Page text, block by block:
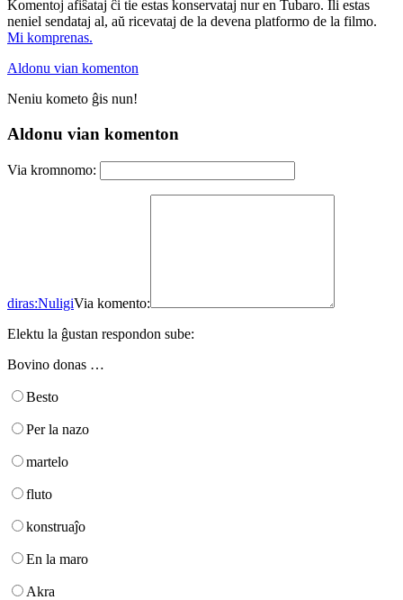
Komentoj afiŝataj ĉi tie estas konservataj nur en Tubaro. Ili estas
neniel sendataj al, aŭ ricevataj de la devena platformo de la filmo.
Mi komprenas.
Aldonu vian komenton
Neniu kometo ĝis nun!
Aldonu vian komenton
Via kromnomo:
diras:NuligiVia komento:
Elektu la ĝustan respondon sube:
Bovino donas …
Besto
Per la nazo
martelo
fluto
konstruaĵo
En la maro
Akra